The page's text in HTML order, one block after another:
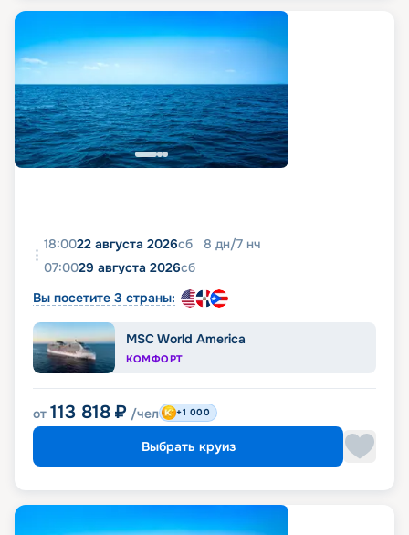
18:0022 августа 2026сб 8 дн/7 нч
07:0029 августа 2026сб
Вы посетите 3 страны:
MSC World America
КОМФОРТ
от 113 818 ₽ /чел +1 000
Выбрать круиз